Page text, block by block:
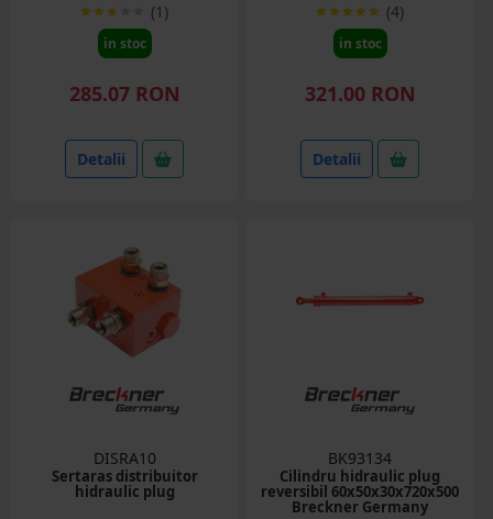
(1)
in stoc
285.07 RON
Detalii
(4)
in stoc
321.00 RON
Detalii
DISRA10
Sertaras distribuitor
hidraulic plug
BK93134
Cilindru hidraulic plug
reversibil 60x50x30x720x500
Breckner Germany